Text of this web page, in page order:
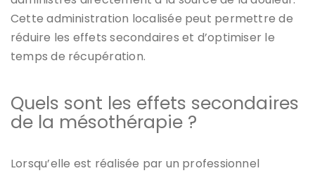
Cette administration localisée peut permettre de
réduire les effets secondaires et d’optimiser le
temps de récupération.
Quels sont les effets secondaires
de la mésothérapie ?
Lorsqu’elle est réalisée par un professionnel